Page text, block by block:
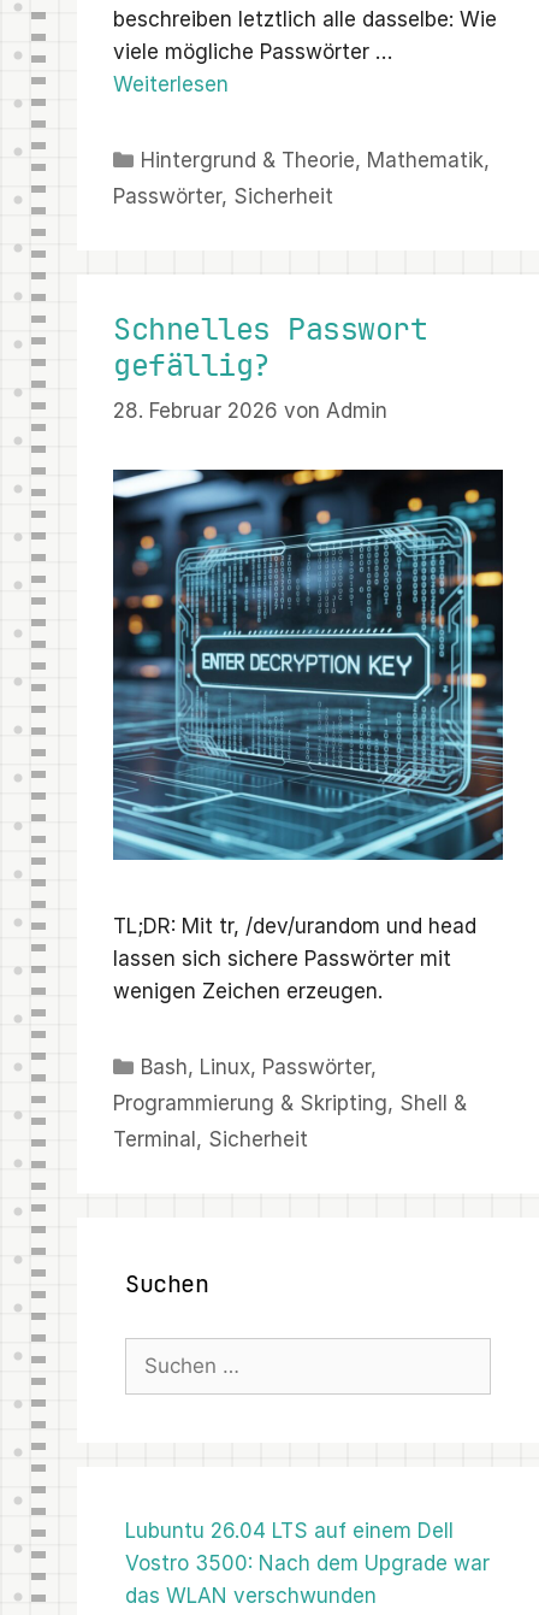
beschreiben letztlich alle dasselbe: Wie
viele mögliche Passwörter …
Weiterlesen
Kategorien
Hintergrund & Theorie, Mathematik,
Passwörter, Sicherheit
Schnelles Passwort
gefällig?
28. Februar 2026 von Admin
TL;DR: Mit tr, /dev/urandom und head
lassen sich sichere Passwörter mit
wenigen Zeichen erzeugen.
Kategorien
Bash, Linux, Passwörter,
Programmierung & Skripting, Shell &
Terminal , Sicherheit
Suchen
Suchen
Lubuntu 26.04 LTS auf einem Dell
Vostro 3500: Nach dem Upgrade war
das WLAN verschwunden